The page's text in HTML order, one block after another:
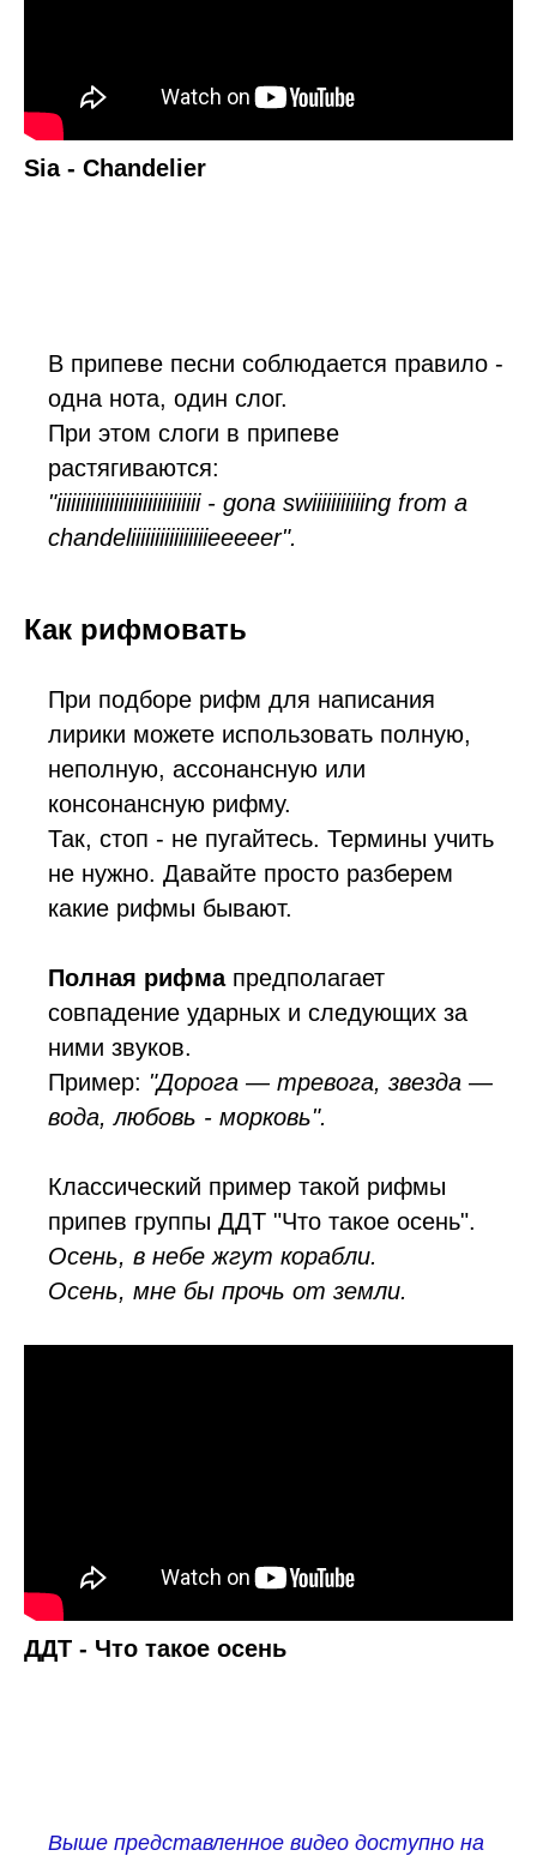
Sia - Chandelier
В припеве песни соблюдается правило -
одна нота, один слог.
При этом слоги в припеве
растягиваются:
"iiiiiiiiiiiiiiiiiiiiiiiiiiiiii - gona swiiiiiiiiiiing from a
chandeliiiiiiiiiiiiiiiieeeeer".
Как рифмовать
При подборе рифм для написания
лирики можете использовать полную,
неполную, ассонансную или
консонансную рифму.
Так, стоп - не пугайтесь. Термины учить
не нужно. Давайте просто разберем
какие рифмы бывают.
Полная рифмапредполагает
совпадение ударных и следующих за
ними звуков.
Пример: "Дорога — тревога, звезда —
вода, любовь - морковь".
Классический пример такой рифмы
припев группы ДДТ "Что такое осень".
Осень, в небе жгут корабли.
Осень, мне бы прочь от земли.
ДДТ - Что такое осень
Выше представленное видео доступно на